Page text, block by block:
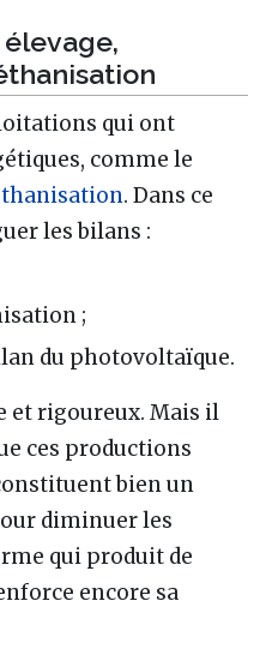
qui ont
comme le
. Dans ce
les bilans :
;
du photovoltaïque.
et rigoureux. Mais il
ces productions
bien un
diminuer les
qui produit de
encore sa